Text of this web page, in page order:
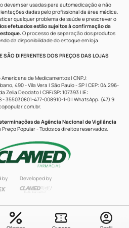
devem ser usadas para automedicação e não
dadas pelo profissional da área médica.
qualquer problema de saúde e prescrever o
efetuados estão sujeitos à confirmação da
O processo de separação dos produtos
da disponibilidade do estoque em loja.
SÃO DIFERENTES DOS PREÇOS DAS LOJAS
Americana de Medicamentos | CNPJ:
490 - Vila Vera | São Paulo - SP | CEP: 04.296-
Zelia Deodato | CRF/SP: 107393 | IE:
- 355030801-477-008910-1-0 | WhatsApp: (47) 9
.
da Agência Nacional de Vigilância
Popular - Todos os direitos reservados.
by Developed by